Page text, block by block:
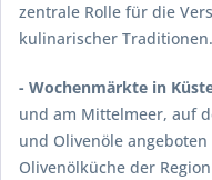
zentrale Rolle für die
kulinarischer Traditionen.
- Wochenmärkte in
und am Mittelmeer, auf
und Olivenöle
Olivenölküche der